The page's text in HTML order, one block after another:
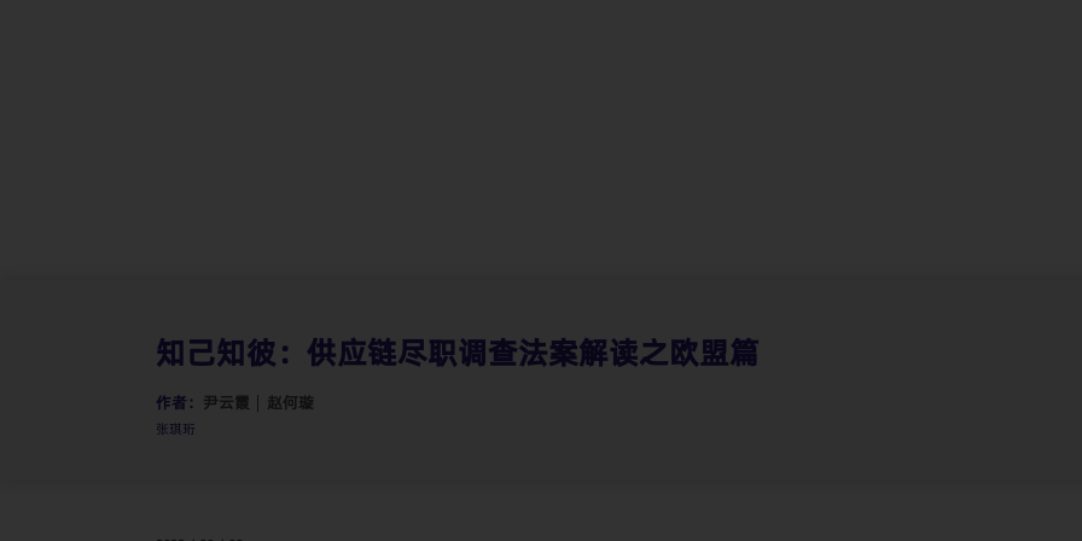
知己知彼：供应链尽职调查法案解读之欧盟篇
作者： 尹云霞 赵何璇
张琪珩